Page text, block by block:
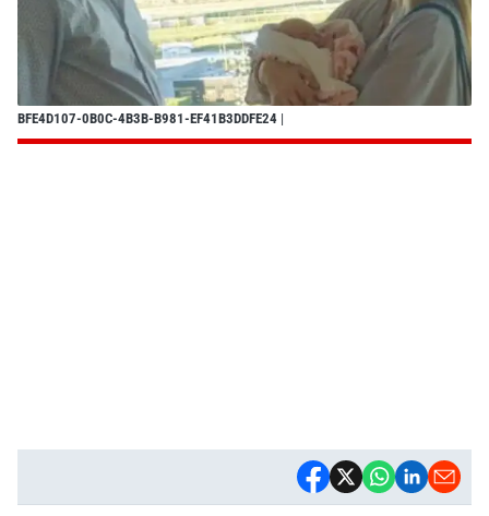
BFE4D107-0B0C-4B3B-B981-EF41B3DDFE24 |